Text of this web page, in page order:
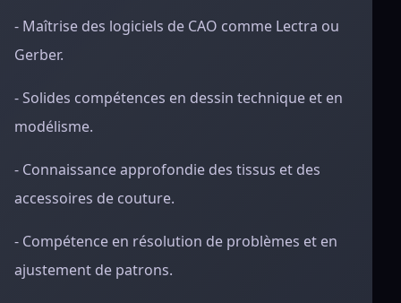
- Maîtrise des logiciels de CAO comme Lectra ou
Gerber.
- Solides compétences en dessin technique et en
modélisme.
- Connaissance approfondie des tissus et des
accessoires de couture.
- Compétence en résolution de problèmes et en
ajustement de patrons.